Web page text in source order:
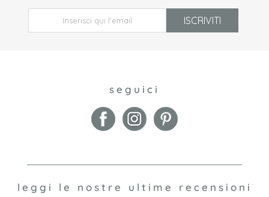
ISCRIVITI
seguici
leggi le nostre ultime recensioni